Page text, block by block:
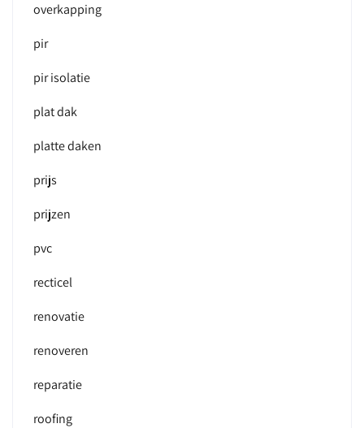
overkapping
pir
pir isolatie
plat dak
platte daken
prijs
prijzen
pvc
recticel
renovatie
renoveren
reparatie
roofing